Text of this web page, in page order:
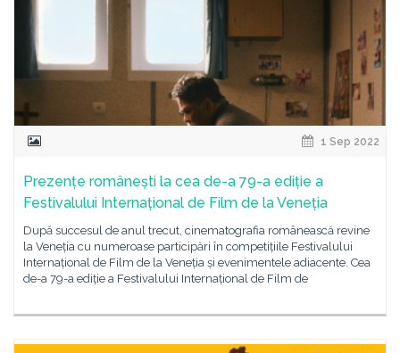
1 Sep 2022
Prezențe românești la cea de-a 79-a ediție a
Festivalului Internațional de Film de la Veneția
După succesul de anul trecut, cinematografia românească revine
la Veneția cu numeroase participări în competițiile Festivalului
Internațional de Film de la Veneția și evenimentele adiacente. Cea
de-a 79-a ediție a Festivalului Internațional de Film de